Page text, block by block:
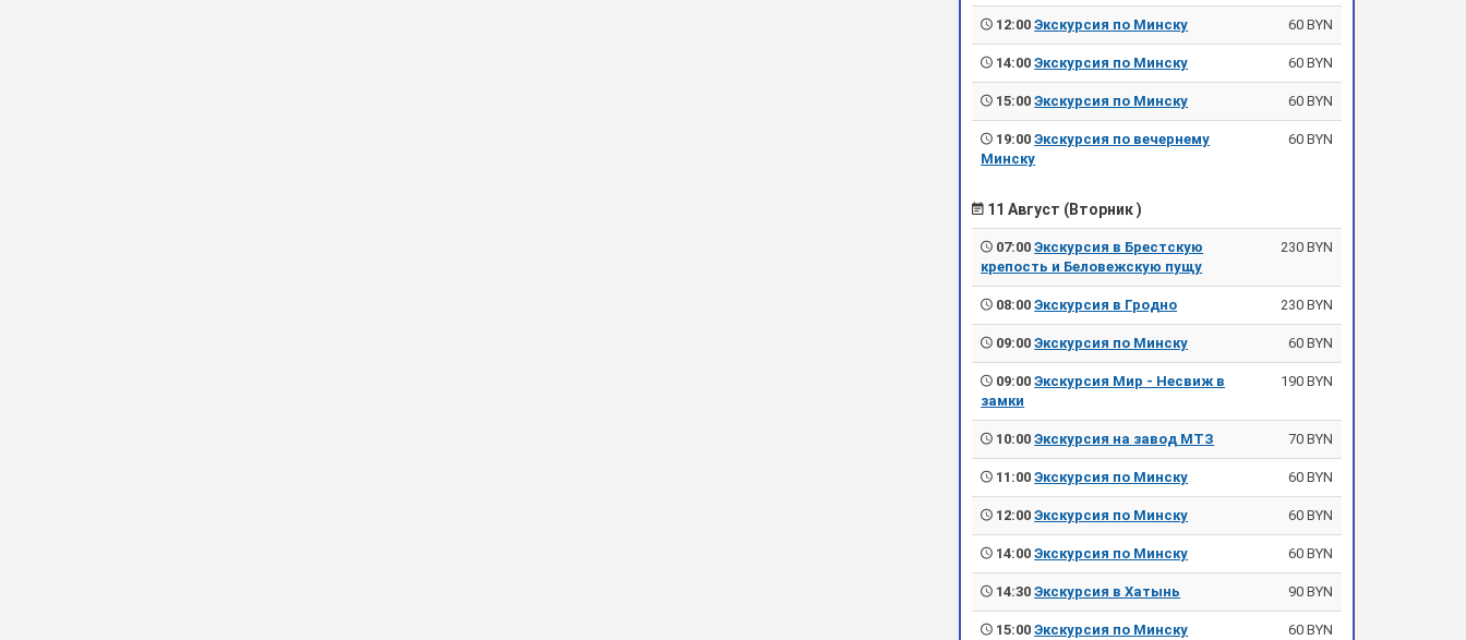
12:00Экскурсия по Минску 60 BYN
14:00Экскурсия по Минску 60 BYN
15:00Экскурсия по Минску 60 BYN
19:00Экскурсия по вечернему
Минску
60 BYN
11 Август (Вторник )
07:00Экскурсия в Брестскую
крепость и Беловежскую пущу
230 BYN
08:00Экскурсия в Гродно 230 BYN
09:00Экскурсия по Минску 60 BYN
09:00Экскурсия Мир - Несвиж в
замки
190 BYN
10:00Экскурсия на завод МТЗ 70 BYN
11:00Экскурсия по Минску 60 BYN
12:00Экскурсия по Минску 60 BYN
14:00Экскурсия по Минску 60 BYN
14:30Экскурсия в Хатынь 90 BYN
15:00Экскурсия по Минску 60 BYN